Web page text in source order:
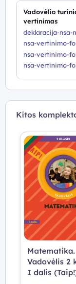
Vadovėlio
vertinimas
deklaracija-nsa-
nsa-vertinimo-
nsa-vertinimo-
nsa-vertinimo-
Kitos
Matematika.
Vadovėlis 2
I dalis